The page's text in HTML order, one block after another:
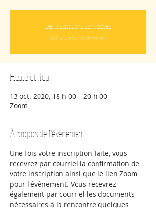
Les inscriptions sont closes
Voir autres événements
Heure et lieu
13 oct. 2020, 18 h 00 – 20 h 00
Zoom
À propos de l'événement
Une fois votre inscription faite, vous
recevrez par courriel la confirmation de
votre inscription ainsi que le lien Zoom
pour l'événement. Vous recevrez
également par courriel les documents
nécessaires à la rencontre quelques